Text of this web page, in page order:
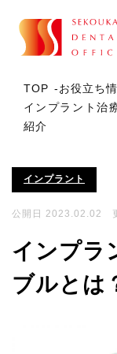
TOP
お役立ち
インプラント治
紹介
インプラント
公開日 2023.02.02
インプラ
ブルとは